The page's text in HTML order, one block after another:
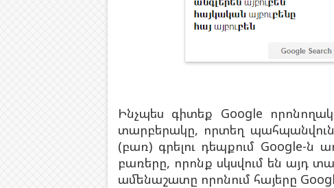
Ինչպես գիտեք Google
տարբերակը, որտեղ
(բառ) գրելու դեպքում Google-ն
բառերը, որոնք սկսվում են այդ
ամենաշատը որոնում հայերը